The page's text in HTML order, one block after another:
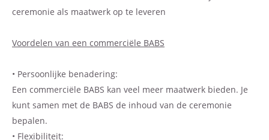
ceremonie als maatwerk op te leveren
Voordelen van een commerciële BABS
• Persoonlijke benadering:
Een commerciële BABS kan veel meer maatwerk bieden. Je
kunt samen met de BABS de inhoud van de ceremonie
bepalen.
• Flexibiliteit: